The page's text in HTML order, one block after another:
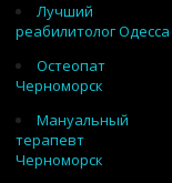
Лучший
реабилитолог Одесса
Остеопат
Черноморск
Мануальный
терапевт
Черноморск